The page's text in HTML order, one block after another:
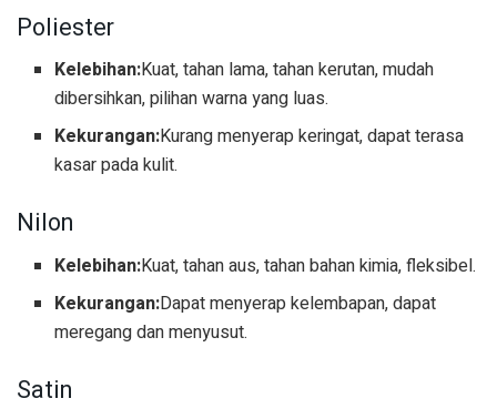
Poliester
Kelebihan:Kuat, tahan lama, tahan kerutan, mudah
dibersihkan, pilihan warna yang luas.
Kekurangan:Kurang menyerap keringat, dapat terasa
kasar pada kulit.
Nilon
Kelebihan:Kuat, tahan aus, tahan bahan kimia, fleksibel.
Kekurangan:Dapat menyerap kelembapan, dapat
meregang dan menyusut.
Satin